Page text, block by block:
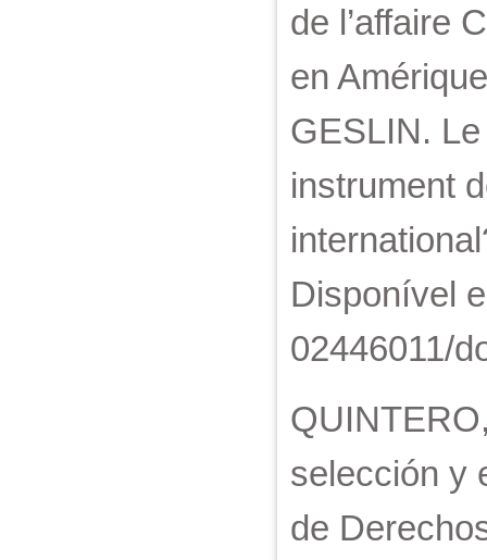
de l’affaire
en
GESLIN.
instrument
Disponível
02446011/
selección y
de